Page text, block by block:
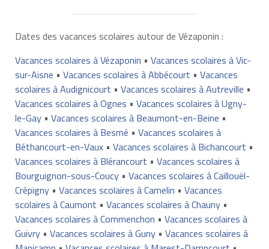
Dates des vacances scolaires autour de Vézaponin :
Vacances scolaires à Vézaponin • Vacances scolaires à Vic-
sur-Aisne • Vacances scolaires à Abbécourt • Vacances
scolaires à Audignicourt • Vacances scolaires à Autreville •
Vacances scolaires à Ognes • Vacances scolaires à Ugny-
le-Gay• Vacances scolaires à Beaumont-en-Beine •
Vacances scolaires à Besmé • Vacances scolaires à
Béthancourt-en-Vaux• Vacances scolaires à Bichancourt •
Vacances scolaires à Blérancourt • Vacances scolaires à
Bourguignon-sous-Coucy• Vacances scolaires à Caillouël-
Crépigny• Vacances scolaires à Camelin • Vacances
scolaires à Caumont • Vacances scolaires à Chauny•
Vacances scolaires à Commenchon • Vacances scolaires à
Guivry• Vacances scolaires à Guny• Vacances scolaires à